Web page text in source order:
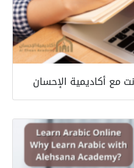
مع أكاديمية الإحسان